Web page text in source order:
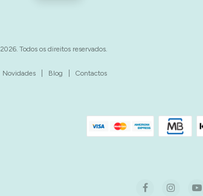
2026. Todos os direitos reservados.
Novidades Blog Contactos